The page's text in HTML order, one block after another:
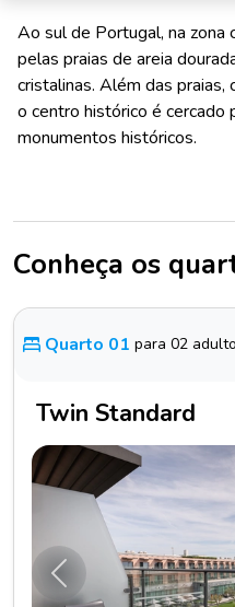
Ao sul de Portugal, na zona
pelas praias de areia
cristalinas. Além das praias,
o centro histórico é cercado
monumentos históricos.
Conheça os
Quarto 01 para 02
Twin Standard
Anterior